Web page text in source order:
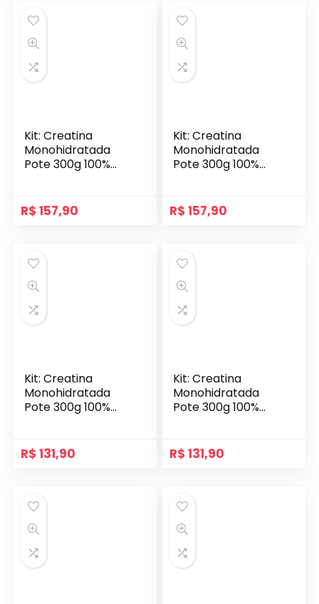
Kit: Creatina
Monohidratada
Pote 300g 100%
Soldiers Nutrition
R$ 157,90
Kit: Creatina
Monohidratada
Pote 300g 100%
Soldiers Nutrition
R$ 157,90
Kit: Creatina
Monohidratada
Pote 300g 100%
Soldiers Nutrition
R$ 131,90
Kit: Creatina
Monohidratada
Pote 300g 100%
Soldiers Nutrition
R$ 131,90